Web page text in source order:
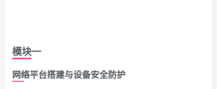
模块一
网络平台搭建与设备安全防护